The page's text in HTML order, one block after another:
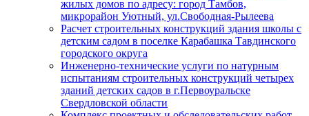
жилых домов по адресу: город Тамбов,
микрорайон Уютный, ул.Свободная-Рылеева
Расчет строительных конструкций здания школы с
детским садом в поселке Карабашка Тавдинского
городского округа
Инженерно-технические услуги по натурным
испытаниям строительных конструкций четырех
зданий детских садов в г.Первоуральске
Свердловской области